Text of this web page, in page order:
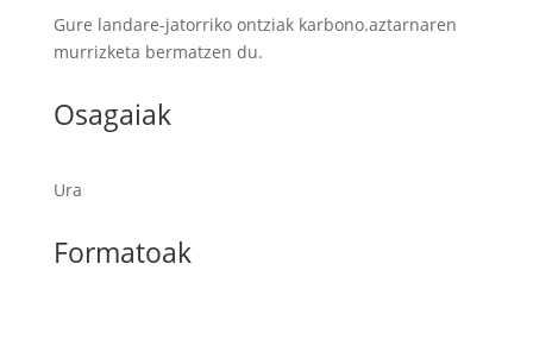
Gure landare-jatorriko ontziak karbono.aztarnaren
murrizketa bermatzen du.
Osagaiak
Ura
Formatoak